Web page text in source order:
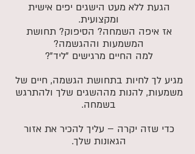
הגעת ללא מעט הישגים יפים אישית
ומקצועית.
אז איפה השמחה? הסיפוק? תחושת
המשמעות וההגשמה?
למה החיים מרגישים "ליד"?
מגיע לך לחיות בתחושת הגשמה, חיים של
משמעות, להנות מההשגים שלך ולהתרגש
בשמחה.
כדי שזה יקרה – עליך להכיר את אזור
הגאונות שלך.